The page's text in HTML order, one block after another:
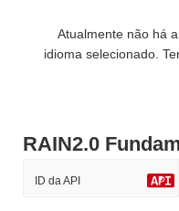
Atualmente não há
idioma selecionado.
RAIN2.0
ID da API